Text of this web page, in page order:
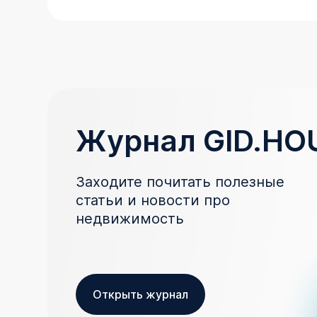
Журнал
Заходите почитать полезные
статьи и новости про
недвижимость
Открыть журнал